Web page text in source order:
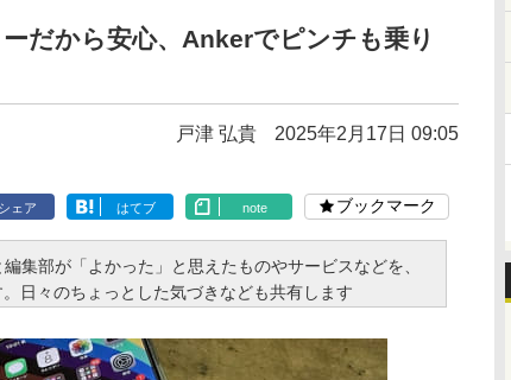
だから安心、Ankerでピンチも乗り
戸津 弘貴 2025年2月17日 09:05
シェア はてブ note ブックマーク
集部が「よかった」と思えたものやサービスなどを、
日々のちょっとした気づきなども共有します